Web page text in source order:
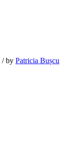
/by Patricia Bușcu